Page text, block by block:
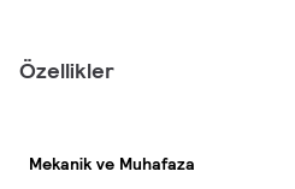
Özellikler
Mekanik ve Muhafaza